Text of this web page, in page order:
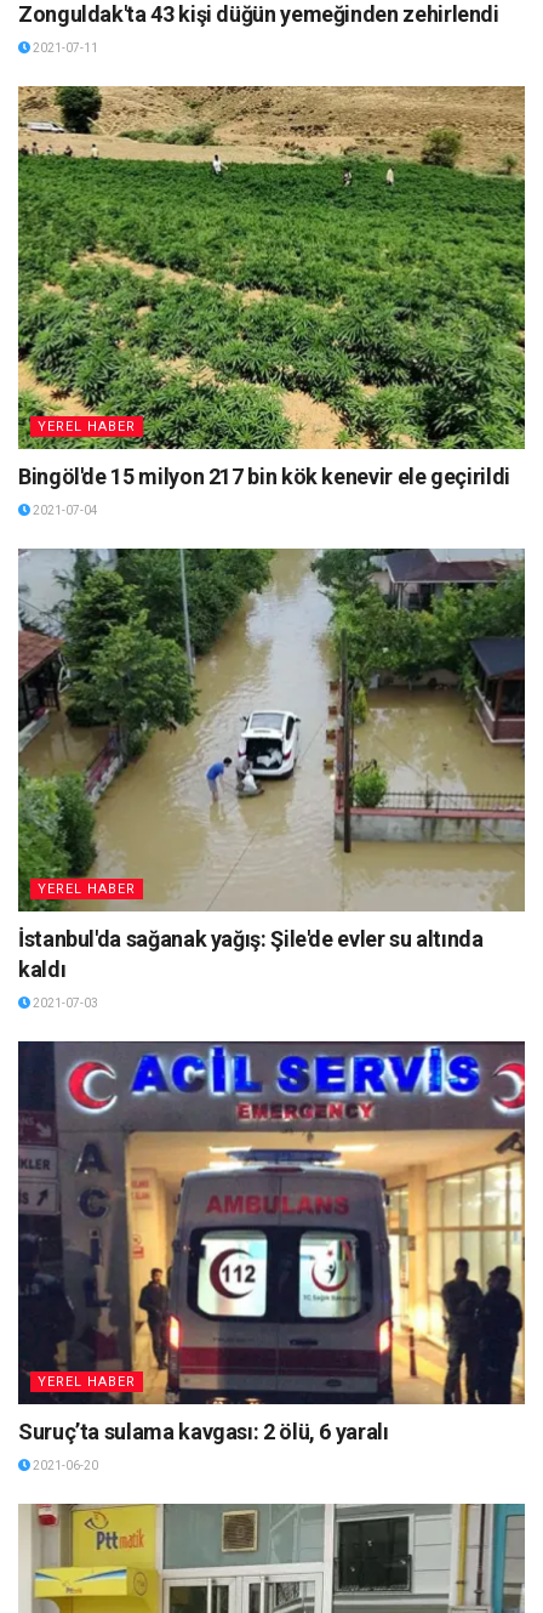
Zonguldak'ta 43 kişi düğün yemeğinden zehirlendi
2021-07-11
YEREL HABER
Bingöl'de 15 milyon 217 bin kök kenevir ele geçirildi
2021-07-04
YEREL HABER
İstanbul'da sağanak yağış: Şile'de evler su altında
kaldı
2021-07-03
YEREL HABER
Suruç’ta sulama kavgası: 2 ölü, 6 yaralı
2021-06-20